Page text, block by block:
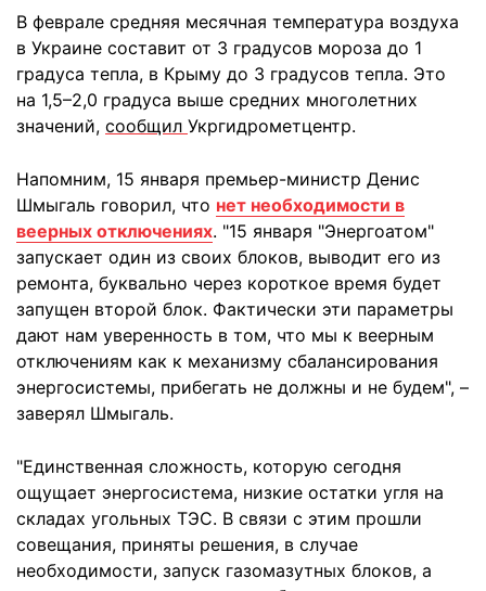
В феврале средняя месячная температура воздуха
в Украине составит от 3 градусов мороза до 1
градуса тепла, в Крыму до 3 градусов тепла. Это
на 1,5–2,0 градуса выше средних многолетних
значений, сообщил Укргидрометцентр.
Напомним, 15 января премьер-министр Денис
Шмыгаль говорил, что нет необходимости в
веерных отключениях. "15 января "Энергоатом"
запускает один из своих блоков, выводит его из
ремонта, буквально через короткое время будет
запущен второй блок. Фактически эти параметры
дают нам уверенность в том, что мы к веерным
отключениям как к механизму сбалансирования
энергосистемы, прибегать не должны и не будем", –
заверял Шмыгаль.
"Единственная сложность, которую сегодня
ощущает энергосистема, низкие остатки угля на
складах угольных ТЭС. В связи с этим прошли
совещания, приняты решения, в случае
необходимости, запуск газомазутных блоков, а